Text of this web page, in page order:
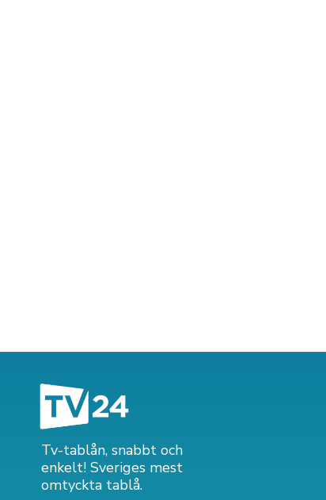
Tv-tablån, snabbt och
enkelt! Sveriges mest
omtyckta tablå.